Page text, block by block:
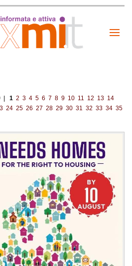
1 2 3 4 5 6 7 8 9 10 11 12 13 14
24 25 26 27 28 29 30 31 32 33 34 35